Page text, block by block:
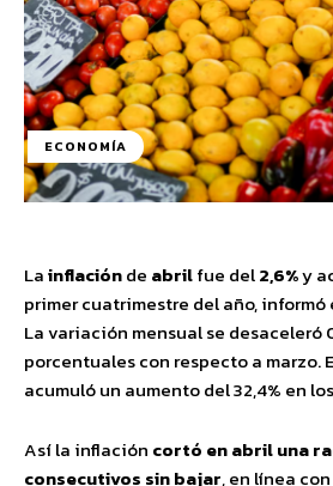
ECONOMÍA
Lainflaciónde abrilfue del2,6%y
primer cuatrimestre del año, informó
La variación mensual se desaceleró
porcentuales con respecto a marzo.
acumuló un aumento del 32,4% en
Así la inflación cortó en abril una
consecutivos sin bajar, en línea